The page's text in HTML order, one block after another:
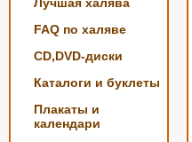
FAQ по халяве
CD,DVD-диски
Каталоги и буклеты
Плакаты и
календари